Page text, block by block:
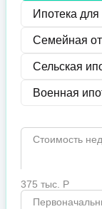
Ипотека для
Семейная от
Сельская
Военная
Стоимость
375 тыс. Р